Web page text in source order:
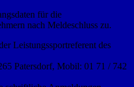
für die
nach Meldeschluss zu.
Leistungssportreferent des
Patersdorf, Mobil: 01 71 / 742